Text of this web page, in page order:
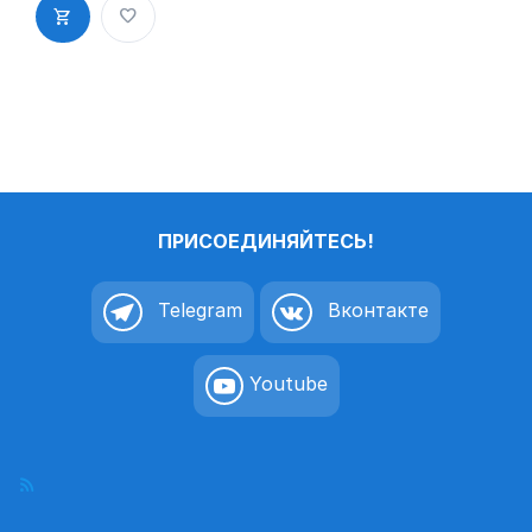
дверь
пиктограмм
ПРИСОЕДИНЯЙТЕСЬ!
Telegram Вконтакте
Youtube